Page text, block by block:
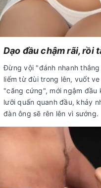
Dạo đầu chậm rãi, rồi
Đừng vội "đánh nhanh
liếm từ đùi trong lên, vuốt
"căng cứng", mới ngậm đầu
lưỡi quấn quanh đầu, khảy
đàn ông sẽ rên lên vì sướng.